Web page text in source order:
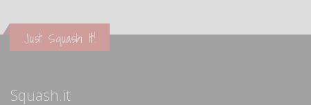
Just Squash It!
Squash.it